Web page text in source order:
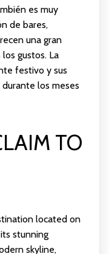
es muy
de bares,
una gran
gustos. La
festivo y sus
los meses
TO
located on
stunning
skyline,